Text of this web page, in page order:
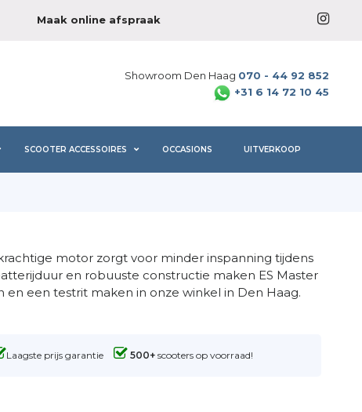
Maak online afspraak
Showroom Den Haag 070 - 44 92 852
+31 6 14 72 10 45
SCOOTER ACCESSOIRES OCCASIONS UITVERKOOP
motor zorgt voor minder inspanning tijdens
en robuuste constructie maken ES Master
en een testrit maken in onze winkel in Den Haag.
Laagste prijs garantie 500+ scooters op voorraad!